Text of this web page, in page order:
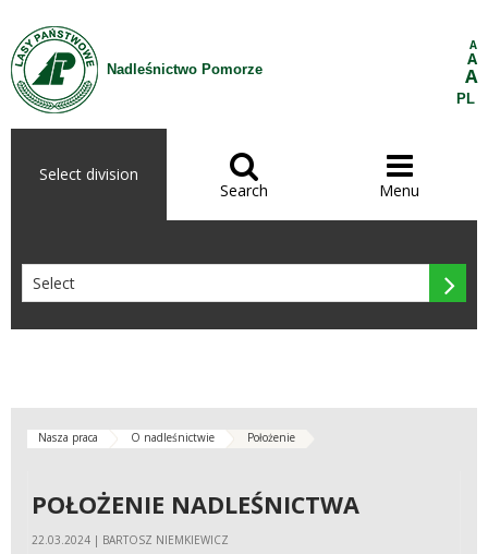
Skip to Content
Nadleśnictwo Pomorze
A
A
A
PL
Select division 
Search

Menu

Nasza praca O nadleśnictwie Położenie
POŁOŻENIE NADLEŚNICTWA
22.03.2024 | BARTOSZ NIEMKIEWICZ